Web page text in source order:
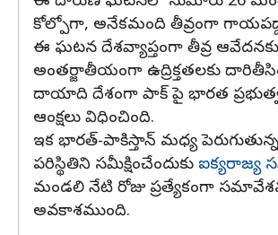
కోల్పోగా, అనేకమంది తీవ్రంగా
ఈ ఘటన దేశవ్యాప్తంగా తీవ్ర
అంతర్జాతీయంగా ఉద్రిక్తతలకు
దాయాది దేశంగా పాక్ పై భారత
ఆంక్షలు విధించింది.
ఇక భారత్-పాకిస్తాన్ మధ్య పెరుగుతున్న
పరిస్థితిని సమీక్షించేందుకు ఐక్యరాజ్య
మండలి నేటి రోజు ప్రత్యేకంగా
అవకాశముంది.